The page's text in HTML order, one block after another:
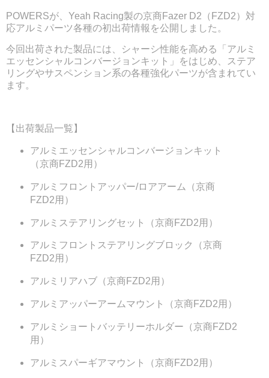
POWERSが、Yeah Racing製の京商Fazer D2（FZD2）対
応アルミパーツ各種の初出荷情報を公開しました。
今回出荷された製品には、シャーシ性能を高める「アルミ
エッセンシャルコンバージョンキット」をはじめ、ステア
リングやサスペンション系の各種強化パーツが含まれてい
ます。
【出荷製品一覧】
アルミエッセンシャルコンバージョンキット
（京商FZD2用）
アルミフロントアッパー/ロアアーム（京商
FZD2用）
アルミステアリングセット（京商FZD2用）
アルミフロントステアリングブロック（京商
FZD2用）
アルミリアハブ（京商FZD2用）
アルミアッパーアームマウント（京商FZD2用）
アルミショートバッテリーホルダー（京商FZD2
用）
アルミスパーギアマウント（京商FZD2用）